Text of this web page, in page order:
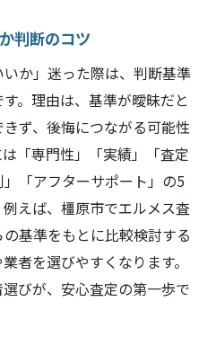
判断のコツ
か」迷った際は、判断基準
。理由は、基準が曖昧だと
ず、後悔につながる可能性
「専門性」「実績」「査定
「アフターサポート」の5
えば、橿原市でエルメス査
基準をもとに比較検討する
者を選びやすくなります。
びが、安心査定の第一歩で